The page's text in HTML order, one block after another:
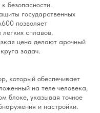
безопасности.
государственных
позволяет
сплавов.
цена делают арочный
задач.
который обеспечивает
на теле человека,
блоке, указывая точное
и настройки.